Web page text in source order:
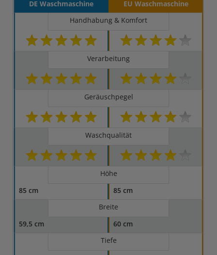
DE Waschmaschine
EU Waschmaschine
Handhabung & Komfort
Verarbeitung
Geräuschpegel
Waschqualität
Höhe
85 cm
85 cm
Breite
59,5 cm
60 cm
Tiefe